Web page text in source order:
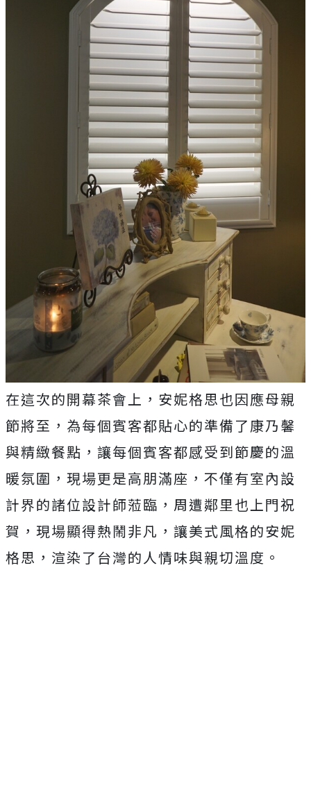
在這次的開幕茶會上，安妮格思也因應母親
節將至，為每個賓客都貼心的準備了康乃馨
與精緻餐點，讓每個賓客都感受到節慶的溫
暖氛圍，現場更是高朋滿座，不僅有室內設
計界的諸位設計師蒞臨，周遭鄰里也上門祝
賀，現場顯得熱鬧非凡，讓美式風格的安妮
格思，渲染了台灣的人情味與親切溫度。